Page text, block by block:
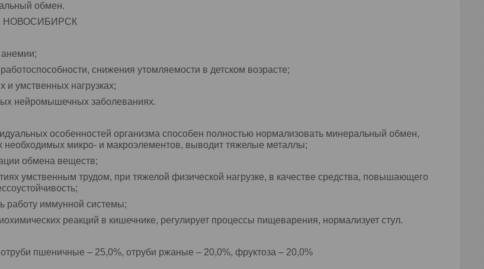
обмен.
НОВОСИБИРСК
снижения утомляемости в детском возрасте;
и умственных нагрузках;
нейромышечных заболеваниях.
особенностей организма способен полностью нормализовать минеральный обмен,
необходимых микро- и макроэлементов, выводит тяжелые металлы;
обмена веществ;
умственным трудом, при тяжелой физической нагрузке, в качестве средства, повышающего
работу иммунной системы;
реакций в кишечнике, регулирует процессы пищеварения, нормализует стул.
пшеничные – 25,0%, отруби ржаные – 20,0%, фруктоза – 20,0%